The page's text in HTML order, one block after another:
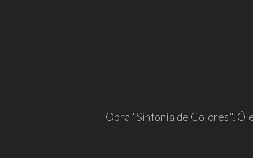
Obra "Sinfonía de Colores".